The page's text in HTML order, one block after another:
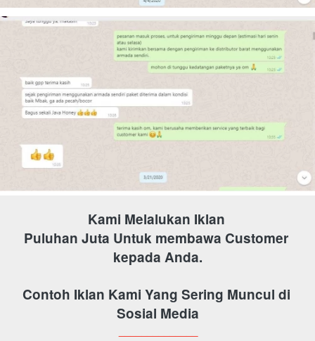
Kami Melalukan Iklan
Puluhan Juta Untuk membawa Customer
kepada Anda.
Contoh Iklan Kami Yang Sering Muncul di
Sosial Media